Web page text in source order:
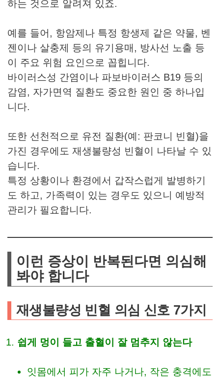
하는 것으로 알려져 있죠.
예를 들어, 항암제나 특정 항생제 같은 약물, 벤
젠이나 살충제 등의 유기용매, 방사선 노출 등
이 주요 위험 요인으로 꼽힙니다.
바이러스성 간염이나 파보바이러스 B19 등의
감염, 자가면역 질환도 중요한 원인 중 하나입
니다.
또한 선천적으로 유전 질환(예: 판코니 빈혈)을
가진 경우에도 재생불량성 빈혈이 나타날 수 있
습니다.
특정 상황이나 환경에서 갑작스럽게 발병하기
도 하고, 가족력이 있는 경우도 있으니 예방적
관리가 필요합니다.
이런 증상이 반복된다면 의심해
봐야 합니다
재생불량성 빈혈 의심 신호 7가지
쉽게 멍이 들고 출혈이 잘 멈추지 않는다
잇몸에서 피가 자주 나거나, 작은 충격에도